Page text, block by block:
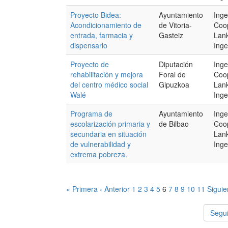
Proyecto Bidea:
Acondicionamiento de
entrada, farmacia y
dispensario
Ayuntamiento
de Vitoria-
Gasteiz
Proyecto de
rehabilitación y mejora
del centro médico social
Walé
Diputación
Foral de
Gipuzkoa
Programa de
escolarización primaria y
secundaria en situación
de vulnerabilidad y
extrema pobreza.
Ayuntamiento
de Bilbao
« Primera ‹ Anterior 1 2 3 4 5 6 7 8 9 10 11